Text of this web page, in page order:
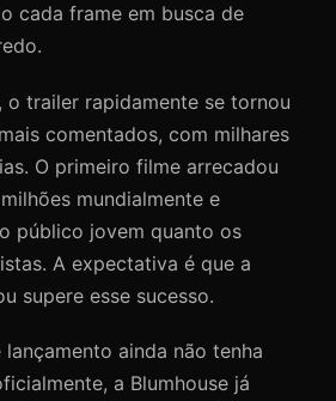
cada frame em busca de
o trailer rapidamente se tornou
comentados, com milhares
O primeiro filme arrecadou
mundialmente e
público jovem quanto os
A expectativa é que a
supere esse sucesso.
ainda não tenha
a Blumhouse já